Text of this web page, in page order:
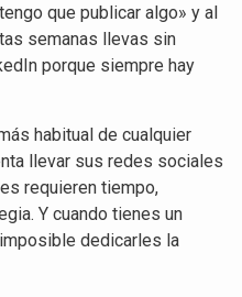
que publicar algo» y al
semanas llevas sin
porque siempre hay
habitual de cualquier
llevar sus redes sociales
requieren tiempo,
Y cuando tienes un
dedicarles la